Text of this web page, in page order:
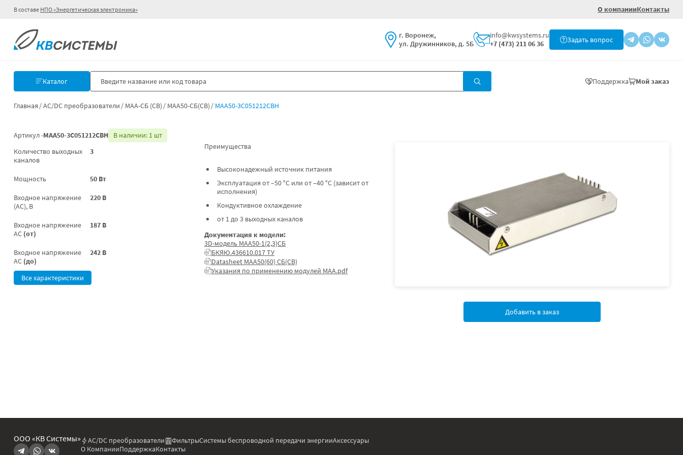
В составе НПО «Энергетическая электроника» О компанииКонтакты
г. Воронеж,
ул. Дружинников, д. 5Б
info@kwsystems.ru
+7 (473) 211 06 36
Задать вопрос
Каталог Поддержка Мой заказ
Главная AC/DC преобразователи МАА-СБ (СВ) МАА50-СБ(СВ) МАА50-3С051212СВН
Артикул -МАА50-3С051212СВН
В наличии: 1 шт
Количество выходных
каналов
3
Мощность 50 Вт
Входное напряжение
(AC), В
220 В
Входное напряжение
AC (от)
187 В
Входное напряжение
AC (до)
242 В
Все характеристики
Преимущества
Высоконадежный источник питания
Эксплуатация от –50 °C или от –40 °C (зависит от
исполнения)
Кондуктивное охлаждение
от 1 до 3 выходных каналов
Документация к модели:
3D-модель МАА50-1(2,3)СБ
БКЯЮ.436610.017 ТУ
Datasheet МАА50(60) СБ(СВ)
Указания по применению модулей МАА.pdf
Добавить в заказ
ООО «КВ Системы» AC/DC преобразователи ФильтрыСистемы беспроводной передачи энергииАксессуары
О КомпанииПоддержкаКонтакты